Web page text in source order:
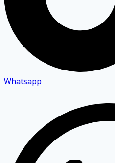
Whatsapp